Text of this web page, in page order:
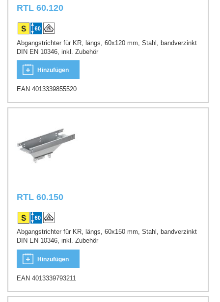
RTL 60.120
Abgangstrichter für KR, längs, 60x120 mm, Stahl, bandverzinkt
DIN EN 10346, inkl. Zubehör
Hinzufügen
EAN 4013339855520
RTL 60.150
Abgangstrichter für KR, längs, 60x150 mm, Stahl, bandverzinkt
DIN EN 10346, inkl. Zubehör
Hinzufügen
EAN 4013339793211